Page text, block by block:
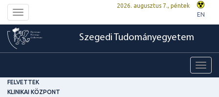
Toggle
navigation
2026. augusztus 7., péntek
EN
Szegedi Tudományegyetem
FELVETTEK
KLINIKAI KÖZPONT